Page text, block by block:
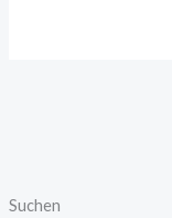
Suchen